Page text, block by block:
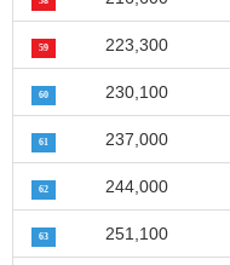
59 223,300
60 230,100
61 237,000
62 244,000
63 251,100